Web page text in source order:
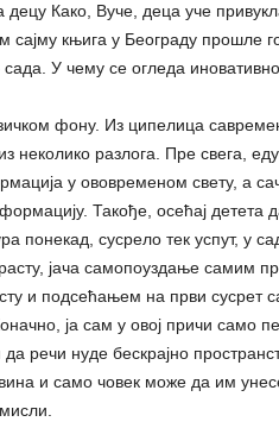
децу Како, Вуче, деца уче
сајму књига у Београду прошле
У чему се огледа
фону. Из ципелица
неколико разлога. Пре свега,
у ововременом свету, а
Такође, осећај детета
понекад, сусрело тек успут, у
јача самопоуздање самим
и подсећањем на први сусрет
ја сам у овој причи само
речи нуде бескрајно
и само човек може да им